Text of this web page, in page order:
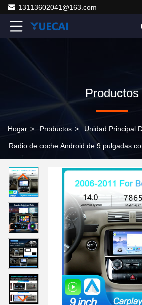
13113602041@163.com
Productos
Hogar > Productos > Unidad Principal
Radio de coche Android de 9 pulgadas
unidad principal para colocación en el